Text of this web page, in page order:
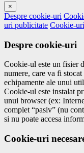
×
Despre cookie-uri
uri publicitate Cookie-
Despre cookie-uri
Cookie-ul este un fisier
numere, care va fi
echipamente ale unui
Cookie-ul este instalat
unui browser (ex:
complet “pasiv” (nu
si nu poate accesa
Cookie-uri